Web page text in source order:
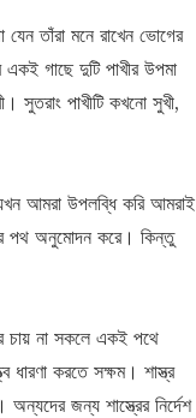
তাঁরা মনে রাখেন ভোগের
গাছে দুটি পাখীর উপমা
পাখীটি কখনো সুখী,
আমরা উপলব্ধি করি আমরাই
পথ অনুমোদন করে। কিন্তু
চায় না সকলে একই পথে
ধারণা করতে সক্ষম। শাস্ত্র
জন্য শাস্ত্রের নির্দেশ